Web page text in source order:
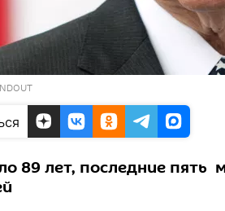
89 лет, последние пять